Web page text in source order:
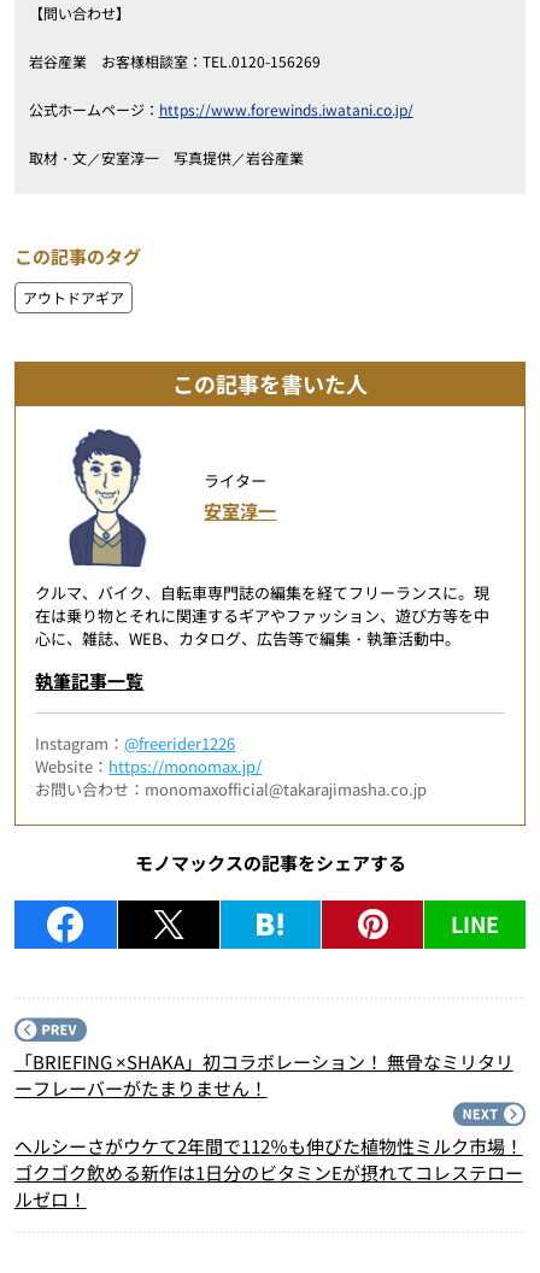
【問い合わせ】
岩谷産業 お客様相談室：TEL.0120-156269
公式ホームページ： https://www.forewinds.iwatani.co.jp/
取材・文／安室淳一 写真提供／岩谷産業
この記事のタグ
アウトドアギア
この記事を書いた人
ライター
安室淳一
クルマ、バイク、自転車専門誌の編集を経てフリーランスに。現
在は乗り物とそれに関連するギアやファッション、遊び方等を中
心に、雑誌、WEB、カタログ、広告等で編集・執筆活動中。
執筆記事一覧
Instagram：@freerider1226
Website： https://monomax.jp/
お問い合わせ：monomaxofficial@takarajimasha.co.jp
モノマックスの記事をシェアする
LINE
「BRIEFING ×SHAKA」初コラボレーション！ 無骨なミリタリ
ーフレーバーがたまりません！
ヘルシーさがウケて2年間で112％も伸びた植物性ミルク市場！
ゴクゴク飲める新作は1日分のビタミンEが摂れてコレステロー
ルゼロ！